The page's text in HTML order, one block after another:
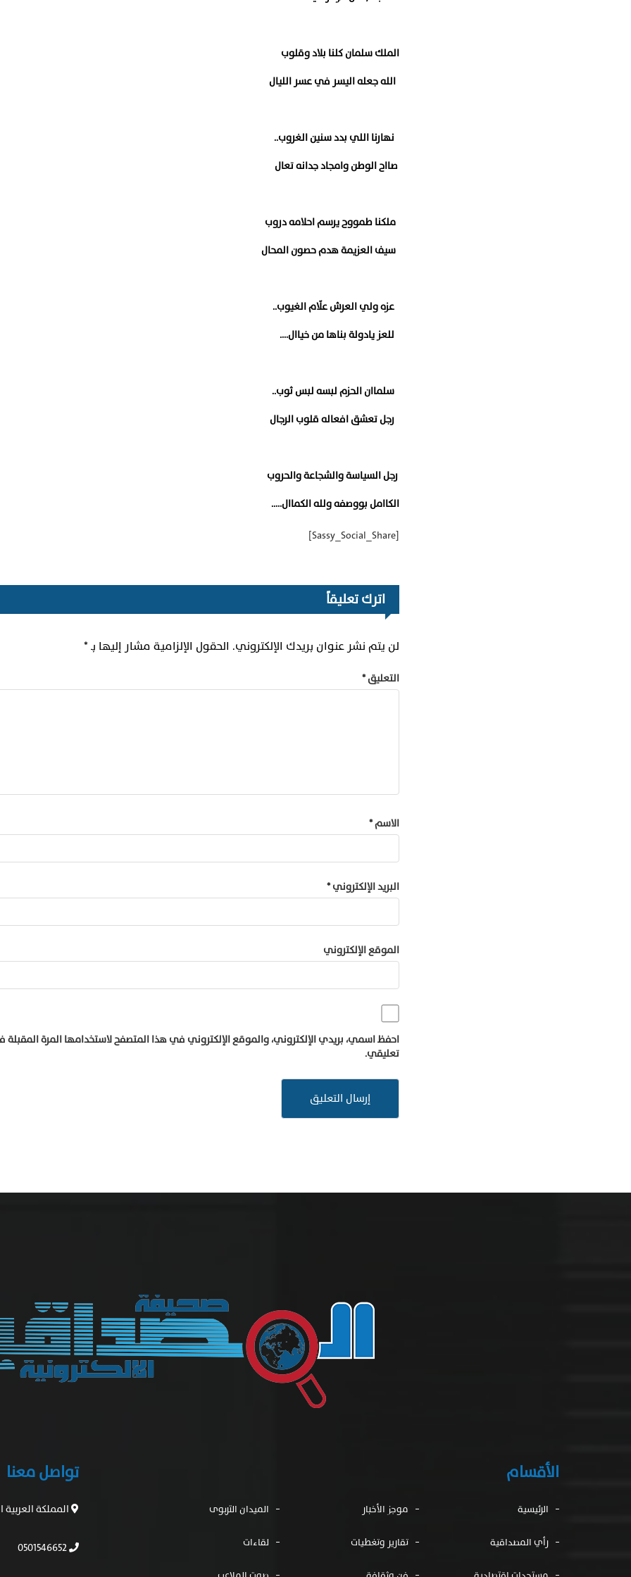
الملك سلمان كلنا بلاد وقلوب
الله جعله اليسر في عسر الليال
نهارنا اللي بدد سنين الغروب..
صااح الوطن وامجاد جدانه تعال
ملكنا طمووح يرسم احلامه دروب
سيف العزيمة هدم حصون المحال
عزه ولي العرش علّام الغيوب..
للعز يادولة بناها من خياال….
سلماان الحزم لبسه لبس ثوب..
رجل تعشق افعاله قلوب الرجال
رجل السياسة والشجاعة والحروب
الكاامل بووصفه ولله الكماال…..
[Sassy_Social_Share]
اترك تعليقاً
لن يتم نشر عنوان بريدك الإلكتروني. الحقول الإلزامية مشار إليها بـ*
التعليق*
الاسم*
البريد الإلكتروني*
الموقع الإلكتروني
احفظ اسمي، بريدي الإلكتروني، والموقع الإلكتروني في هذا المتصفح لاستخدامها المرة
تعليقي.
الأقسام
الرئيسية موجز الأخبار الميدان التربوى
رأي المصداقية تقارير وتغطيات لقاءات
تواصل معنا
المملكة
0501546652